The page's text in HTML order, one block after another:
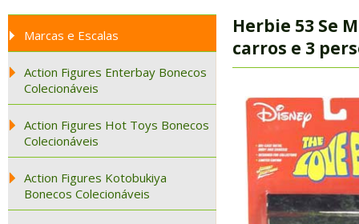
Marcas e Escalas
Action Figures Enterbay Bonecos
Colecionáveis
Action Figures Hot Toys Bonecos
Colecionáveis
Action Figures Kotobukiya
Bonecos Colecionáveis
Herbie 53 Se
carros e 3